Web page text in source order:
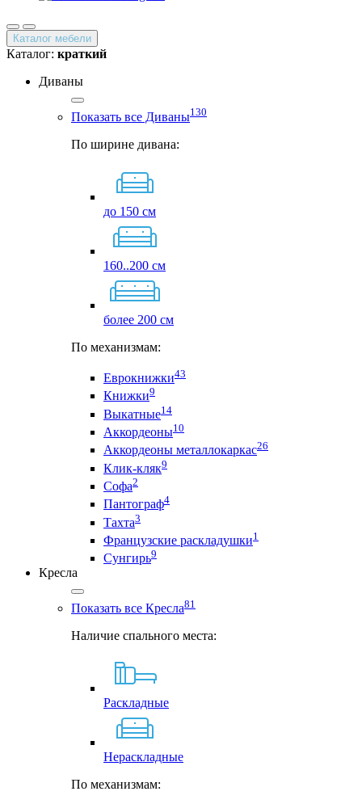
Каталог мебели
Каталог: краткий
Диваны
Показать все Диваны130
По ширине дивана:
до 150 см
160..200 см
более 200 см
По механизмам:
Еврокнижки43
Книжки9
Выкатные14
Аккордеоны10
Аккордеоны металлокаркас26
Клик-кляк9
Софа2
Пантограф4
Тахта3
Французские раскладушки1
Сунгирь9
Кресла
Показать все Кресла81
Наличие спального места:
Раскладные
Нераскладные
По механизмам: